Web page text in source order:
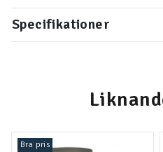
Specifikationer
Bra pris